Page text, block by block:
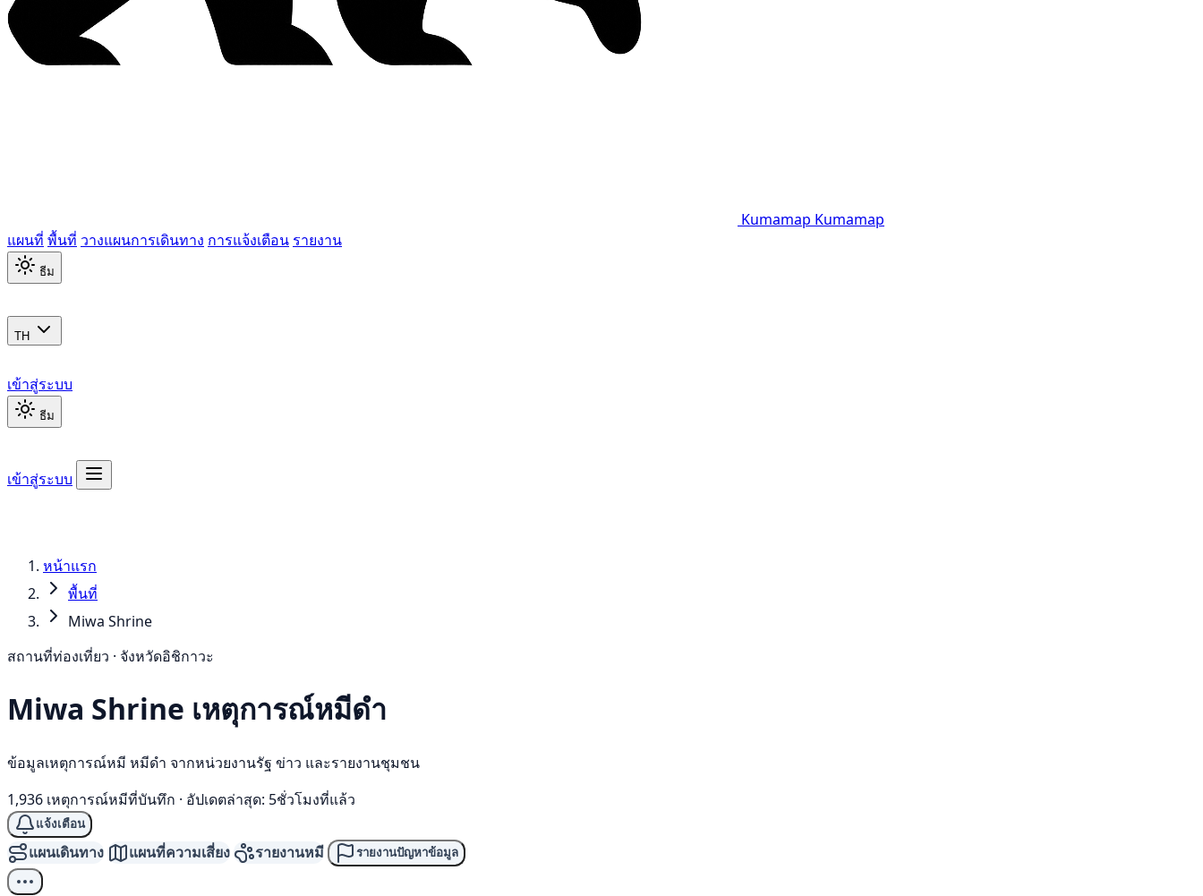
Kumamap Kumamap
แผนที่ พื้นที่ วางแผนการเดินทาง การแจ้งเตือน รายงาน
ธีม
TH
เข้าสู่ระบบ
ธีม
เข้าสู่ระบบ
หน้าแรก
พื้นที่
Miwa Shrine
สถานที่ท่องเที่ยว · จังหวัดอิชิกาวะ
Miwa Shrine เหตุการณ์หมีดำ
ข้อมูลเหตุการณ์หมี หมีดำ จากหน่วยงานรัฐ ข่าว และรายงานชุมชน
1,936 เหตุการณ์หมีที่บันทึก · อัปเดตล่าสุด: 5ชั่วโมงที่แล้ว
แจ้งเตือน
แผนเดินทาง แผนที่ความเสี่ยง รายงานหมี รายงานปัญหาข้อมูล